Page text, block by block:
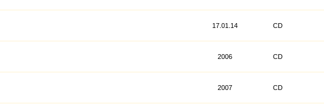
17.01.14 CD
2006 CD
2007 CD